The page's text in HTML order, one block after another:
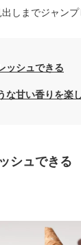
しまでジャンプ
ッシュできる
な甘い香りを楽
シュできる